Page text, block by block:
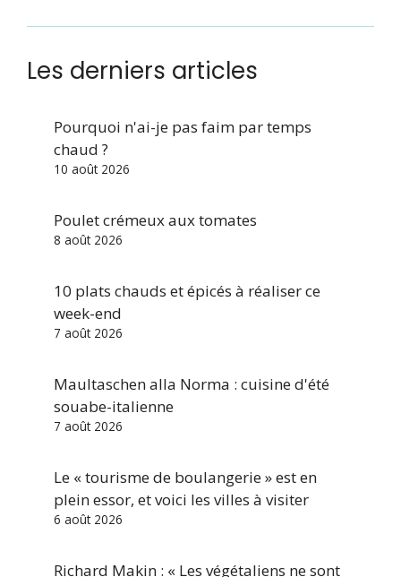
Les derniers articles
Pourquoi n'ai-je pas faim par temps
chaud ?
10 août 2026
Poulet crémeux aux tomates
8 août 2026
10 plats chauds et épicés à réaliser ce
week-end
7 août 2026
Maultaschen alla Norma : cuisine d'été
souabe-italienne
7 août 2026
Le « tourisme de boulangerie » est en
plein essor, et voici les villes à visiter
6 août 2026
Richard Makin : « Les végétaliens ne sont